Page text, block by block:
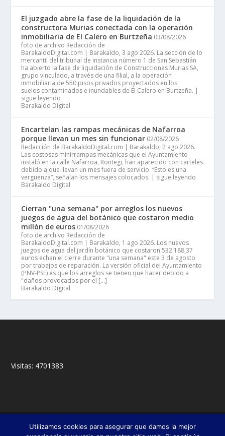
El juzgado abre la fase de la liquidación de la
constructora Murias conectada con la operación
inmobiliaria de El Calero en Burtzeña 03/08/2026
foto de archivo Redacción de
BarakaldoDigital.com | Barakaldo, 3 ago 2026. La sección de lo
mercantil del tribunal de instancia número 1 de San Sebastián
ha abierto la fase de liquidación de Construcciones Murias SA,
grupo vinculado, a través de una filial, a la operación
inmobiliaria de 550 pisos privados proyectados en los
suelos contaminados e inundables de El Calero en Burtzeña. |
sigue leyendo
Barakaldo Digital
Encartelan las rampas mecánicas de Nafarroa
porque llevan un mes sin funcionar 02/08/2026
Redacción de BarakaldoDigital.com | Barakaldo, 2 ago 2026.
Las costosas minirrampas mecánicas que el Ayuntamiento
instaló en la calle Nafarroa, Rontegi, han aparecido con carteles
debido a que llevan un mes fuera de servicio. “Esto es una
vergüenza”, señalan los mensajes colocados. | sigue leyendo
Barakaldo Digital
Cierran "una semana" por arreglos los nuevos
juegos de agua del botánico que costaron medio
millón de euros 01/08/2026
foto de archivo Redacción de
BarakaldoDigital.com | Barakaldo, 1 ago 2026. Los nuevos
juegos de agua del jardín botánico que costaron 532.188,37
euros echan el cierre durante "una semana" este 3 de agosto
por trabajos de reparación. La versión oficial del Ayuntamiento
(PNV-PSE) es que los arreglos se tienen que hacer debido a
"daños provocados por el […]
Barakaldo Digital
Visitas: 4701383
© 2018,Francisco Javier Fernández Chento & Mitxel
Utilizamos cookies para asegurar que damos la mejor